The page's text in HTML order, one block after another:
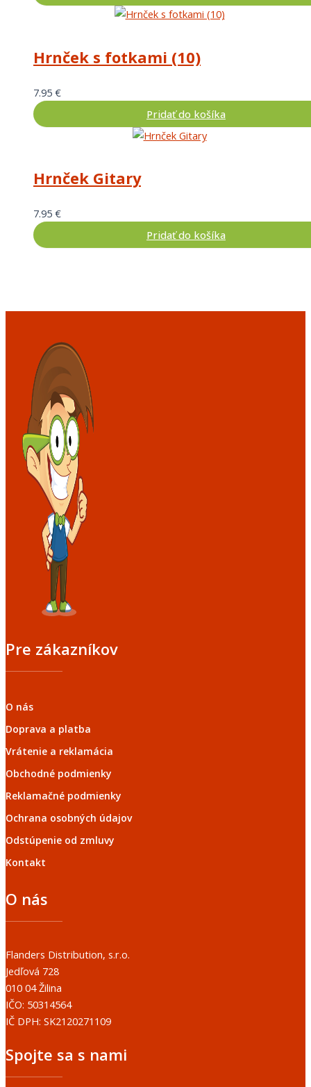
Hrnček s fotkami (10)
7.95 €
Pridať do košíka
Hrnček Gitary
7.95 €
Pridať do košíka
Pre zákazníkov
O nás
Doprava a platba
Vrátenie a reklamácia
Obchodné podmienky
Reklamačné podmienky
Ochrana osobných údajov
Odstúpenie od zmluvy
Kontakt
O nás
Flanders Distribution, s.r.o.
Jedľová 728
010 04 Žilina
IČO: 50314564
IČ DPH: SK2120271109
Spojte sa s nami